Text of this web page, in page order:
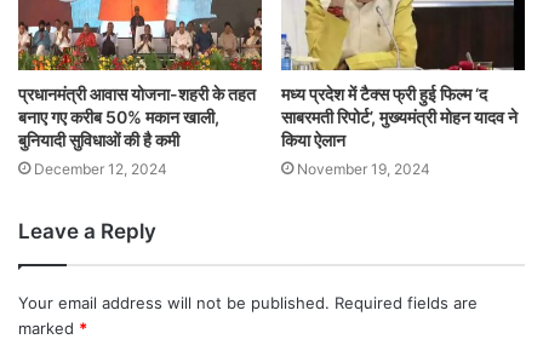
प्रधानमंत्री आवास योजना-शहरी के तहत
बनाए गए करीब 50% मकान खाली,
बुनियादी सुविधाओं की है कमी
December 12, 2024
मध्य प्रदेश में टैक्स फ्री हुई फिल्म ‘द
साबरमती रिपोर्ट’, मुख्यमंत्री मोहन यादव ने
किया ऐलान
November 19, 2024
Leave a Reply
Your email address will not be published. Required fields are
marked *